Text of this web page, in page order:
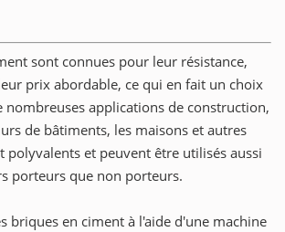
sont connues pour leur résistance,
prix abordable, ce qui en fait un choix
applications de construction,
de bâtiments, les maisons et autres
polyvalents et peuvent être utilisés aussi
porteurs que non porteurs.
briques en ciment à l'aide d'une machine